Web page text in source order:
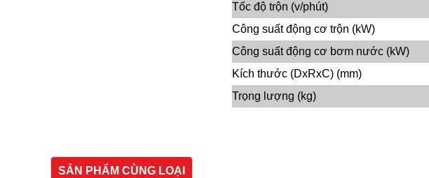
Tốc độ trộn (v/phút)
Công suất động cơ trộn (kW)
Công suất động cơ bơm nước (kW)
Kích thước (DxRxC) (mm)
Trọng lượng (kg)
SẢN PHẨM CÙNG LOẠI